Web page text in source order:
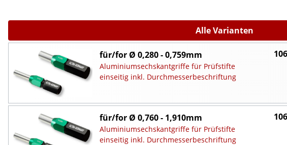
Alle Varianten
für/for Ø 0,280 - 0,759mm
Aluminiumsechskantgriffe für Prüfstifte
einseitig inkl. Durchmesserbeschriftung
für/for Ø 0,760 - 1,910mm
Aluminiumsechskantgriffe für Prüfstifte
einseitig inkl. Durchmesserbeschriftung